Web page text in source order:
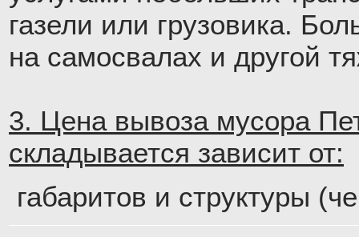
газели или грузовика.
на самосвалах и другой
3. Цена вывоза мусора
складывается зависит от:
габаритов и структуры